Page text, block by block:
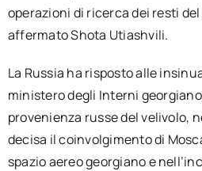
operazioni di ricerca dei resti
affermato Shota Utiashvili.
La Russia ha risposto alle
ministero degli Interni
provenienza russe del velivolo,
decisa il coinvolgimento di
spazio aereo georgiano e